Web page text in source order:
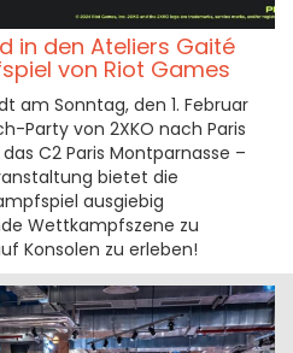
in den Ateliers Gaité
von Riot Games
am Sonntag, den 1. Februar
Party von 2XKO nach Paris
C2 Paris Montparnasse –
bietet die
ausgiebig
Wettkampfszene zu
Konsolen zu erleben!